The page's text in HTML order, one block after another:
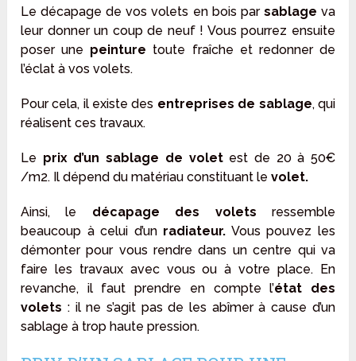
Le décapage de vos volets en bois par sablage va
leur donner un coup de neuf ! Vous pourrez ensuite
poser une peinture toute fraîche et redonner de
l’éclat à vos volets.
Pour cela, il existe des entreprises de sablage, qui
réalisent ces travaux.
Le prix d’un sablage de voletest de 20 à 50€
/m2. Il dépend du matériau constituant levolet.
Ainsi, le décapage des volets ressemble
beaucoup à celui d’un radiateur. Vous pouvez les
démonter pour vous rendre dans un centre qui va
faire les travaux avec vous ou à votre place. En
revanche, il faut prendre en compte l’état des
volets : il ne s’agit pas de les abîmer à cause d’un
sablage à trop haute pression.